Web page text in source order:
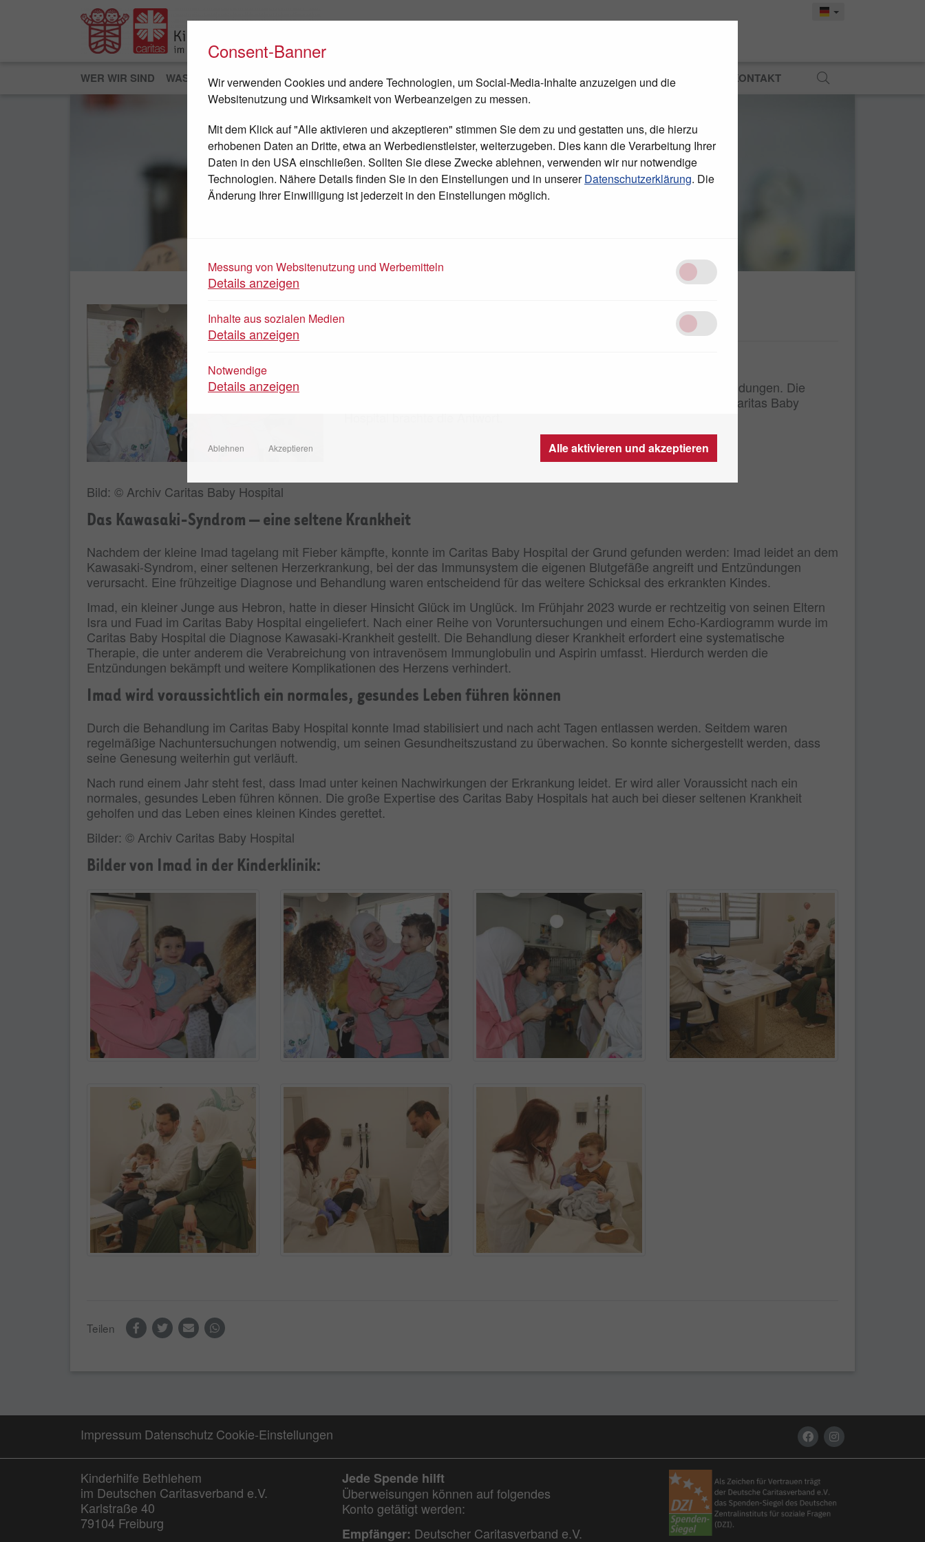
WER WIR SIND WAS WIR TUN JETZT HELFEN NEWS TAGESCHIRURGIE BESUCH IN BETHLEHEM MATERIAL KONTAKT
Erfolgreiche Behandlung einer seltenen Krankheit
Der kleine Imad kämpfte tagelang mit Fieber und schmerzhaften Entzündungen. Die
Eltern und sein Kinderarzt in Hebron waren ratlos. Erst ein Besuch im Caritas Baby
Bild: © Archiv Caritas Baby Hospital
Das Kawasaki-Syndrom — eine seltene Krankheit
Nachdem der kleine Imad tagelang mit Fieber kämpfte, konnte im Caritas Baby Hospital der Grund gefunden werden: Imad leidet an dem
Kawasaki-Syndrom, einer seltenen Herzerkrankung, bei der das Immunsystem die eigenen Blutgefäße angreift und Entzündungen
verursacht. Eine frühzeitige Diagnose und Behandlung waren entscheidend für das weitere Schicksal des erkrankten Kindes.
Imad, ein kleiner Junge aus Hebron, hatte in dieser Hinsicht Glück im Unglück. Im Frühjahr 2023 wurde er rechtzeitig von seinen Eltern
Isra und Fuad im Caritas Baby Hospital eingeliefert. Nach einer Reihe von Voruntersuchungen und einem Echo-Kardiogramm wurde im
Caritas Baby Hospital die Diagnose Kawasaki-Krankheit gestellt. Die Behandlung dieser Krankheit erfordert eine systematische
Therapie, die unter anderem die Verabreichung von intravenösem Immunglobulin und Aspirin umfasst. Hierdurch werden die
Entzündungen bekämpft und weitere Komplikationen des Herzens verhindert.
Imad wird voraussichtlich ein normales, gesundes Leben führen können
Durch die Behandlung im Caritas Baby Hospital konnte Imad stabilisiert und nach acht Tagen entlassen werden. Seitdem waren
regelmäßige Nachuntersuchungen notwendig, um seinen Gesundheitszustand zu überwachen. So konnte sichergestellt werden, dass
seine Genesung weiterhin gut verläuft.
Nach rund einem Jahr steht fest, dass Imad unter keinen Nachwirkungen der Erkrankung leidet. Er wird aller Voraussicht nach ein
normales, gesundes Leben führen können. Die große Expertise des Caritas Baby Hospitals hat auch bei dieser seltenen Krankheit
geholfen und das Leben eines kleinen Kindes gerettet.
Bilder: © Archiv Caritas Baby Hospital
Bilder von Imad in der Kinderklinik:
Teilen
Impressum Datenschutz Cookie-Einstellungen
Kinderhilfe Bethlehem
im Deutschen Caritasverband e.V.
Karlstraße 40
79104 Freiburg
Jede Spende hilft
Überweisungen können auf folgendes
Konto getätigt werden:
Empfänger: Deutscher Caritasverband e.V.
Consent-Banner
Wir verwenden Cookies und andere Technologien, um Social-Media-Inhalte anzuzeigen und die
Websitenutzung und Wirksamkeit von Werbeanzeigen zu messen.
Mit dem Klick auf "Alle aktivieren und akzeptieren" stimmen Sie dem zu und gestatten uns, die hierzu
erhobenen Daten an Dritte, etwa an Werbedienstleister, weiterzugeben. Dies kann die Verarbeitung Ihrer
Daten in den USA einschließen. Sollten Sie diese Zwecke ablehnen, verwenden wir nur notwendige
Technologien. Nähere Details finden Sie in den Einstellungen und in unsererDatenschutzerklärung. Die
Änderung Ihrer Einwilligung ist jederzeit in den Einstellungen möglich.
Messung von Websitenutzung und Werbemitteln
Details anzeigen
Inhalte aus sozialen Medien
Details anzeigen
Notwendige
Details anzeigen
Ablehnen Akzeptieren Alle aktivieren und akzeptieren